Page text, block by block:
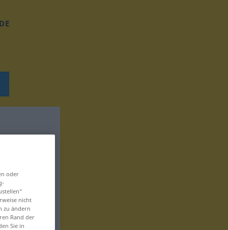
oder
nicht
zu ändern
Rand der
Sie in